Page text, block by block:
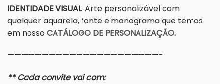
IDENTIDADE VISUAL: Arte personalizável com
qualquer aquarela, fonte e monograma que temos
em nossoCATÁLOGO DE PERSONALIZAÇÃO.
——————————————————————-
** Cada convite vai com: